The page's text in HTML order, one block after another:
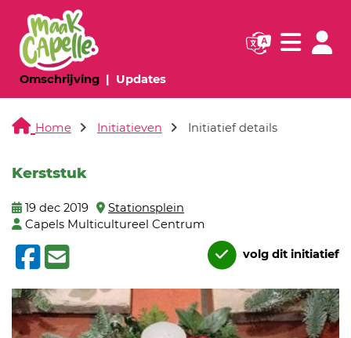
Omschrijving(huidige pagina)
Updates(huidige pagina)
Navigatie
Home Initiatieven Initiatief details
Kerststuk
19 dec 2019
Stationsplein
Capels Multicultureel Centrum
volg dit initiatief